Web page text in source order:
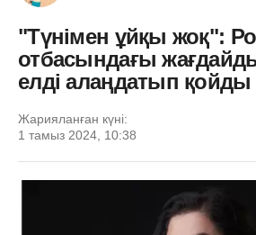
"Түнімен ұйқы жоқ":
отбасындағы
елді алаңдатып қойды
Жарияланған күні:
1 тамыз 2024, 10:38